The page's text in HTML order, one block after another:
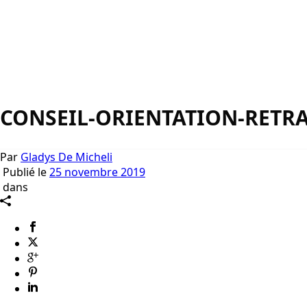
CONSEIL-ORIENTATION-
Par Gladys De Micheli
Publié le25 novembre 2019
dans